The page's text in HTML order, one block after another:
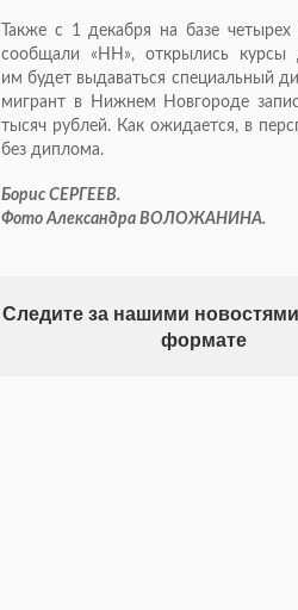
Также с 1 декабря на базе
сообщали «НН», открылись курсы
им будет выдаваться специальный
мигрант в Нижнем Новгороде
тысяч рублей. Как ожидается, в
без диплома.
Борис СЕРГЕЕВ.
Фото Александра ВОЛОЖАНИНА.
Следите за нашими
формате